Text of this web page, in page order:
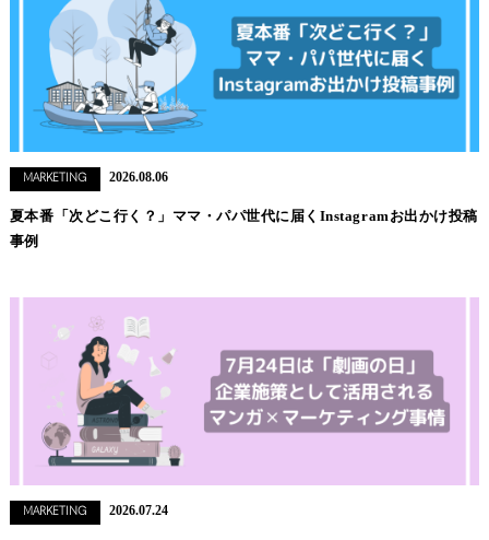
MARKETING 2026.08.06
夏本番「次どこ行く？」ママ・パパ世代に届くInstagramお出かけ投稿
事例
MARKETING 2026.07.24